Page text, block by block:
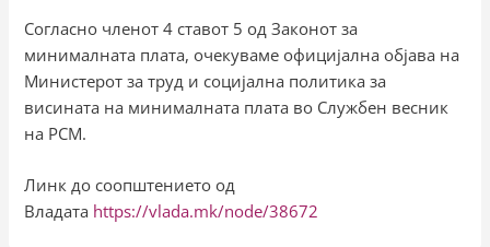
Согласно членот 4 ставот 5 од Законот за
минималната плата, очекуваме официјална објава на
Министерот за труд и социјална политика за
висината на минималната плата во Службен весник
на РСМ.
Линк до соопштението од
Владата https://vlada.mk/node/38672